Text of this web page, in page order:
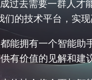
过去需要一群人才
们的技术平台，实
能拥有一个智能助
有价值的见解和建